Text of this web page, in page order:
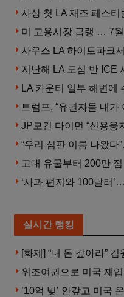
트럼프, “유권자들 내가
실시간 랭킹